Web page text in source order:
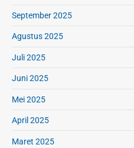
September 2025
Agustus 2025
Juli 2025
Juni 2025
Mei 2025
April 2025
Maret 2025